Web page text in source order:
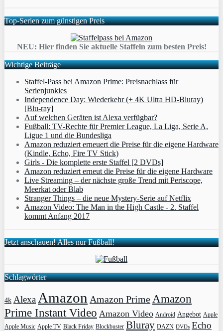
Top-Serien zum günstigen Preis
NEU: Hier finden Sie aktuelle Staffeln zum besten Preis!
Wichtige Beiträge
Staffel-Pass bei Amazon Prime: Preisnachlass für
Serienjunkies
Independence Day: Wiederkehr (+ 4K Ultra HD-Bluray)
[Blu-ray]
Auf welchen Geräten ist Alexa verfügbar?
Fußball: TV-Rechte für Premier League, La Liga, Serie A,
Ligue 1 und die Bundesliga
Amazon reduziert erneuert die Preise für die eigene Hardware
(Kindle, Echo, Fire TV Stick)
Girls - Die komplette erste Staffel [2 DVDs]
Amazon reduziert erneut die Preise für die eigene Hardware
Live Streaming – der nächste große Trend mit Periscope,
Meerkat oder Blab
Stranger Things – die neue Mystery-Serie auf Netflix
Amazon Video: The Man in the High Castle - 2. Staffel
kommt Anfang 2017
Jetzt anschauen! Alles nur Fußball!
Schlagwörter
4k AlexaAmazon Amazon PrimeAmazon
Prime Instant Video Amazon Video Android Angebot Apple
Apple Music Apple TV Black Friday Blockbuster Bluray DAZN DVDs Echo